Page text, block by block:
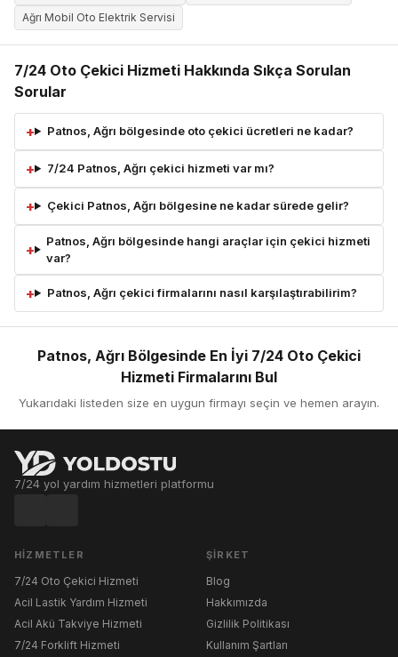
Ağrı Mobil Oto Elektrik Servisi
7/24 Oto Çekici Hizmeti Hakkında Sıkça Sorulan
Sorular
Patnos, Ağrı bölgesinde oto çekici ücretleri ne kadar?
7/24 Patnos, Ağrı çekici hizmeti var mı?
Çekici Patnos, Ağrı bölgesine ne kadar sürede gelir?
Patnos, Ağrı bölgesinde hangi araçlar için çekici hizmeti
var?
Patnos, Ağrı çekici firmalarını nasıl karşılaştırabilirim?
Patnos, Ağrı Bölgesinde En İyi 7/24 Oto Çekici
Hizmeti Firmalarını Bul
Yukarıdaki listeden size en uygun firmayı seçin ve hemen arayın.
7/24 yol yardım hizmetleri platformu
HIZMETLER
7/24 Oto Çekici Hizmeti
Acil Lastik Yardım Hizmeti
Acil Akü Takviye Hizmeti
7/24 Forklift Hizmeti
ŞIRKET
Blog
Hakkımızda
Gizlilik Politikası
Kullanım Şartları